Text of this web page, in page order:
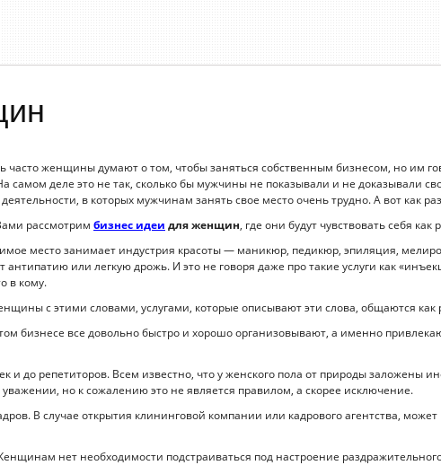
часто женщины думают о том, чтобы заняться собственным бизнесом, но им
самом деле это не так, сколько бы мужчины не показывали и не доказывали
в которых мужчинам занять свое место очень трудно. А вот как
рассмотрим бизнес идеи для женщин, где они будут чувствовать себя как
место занимает индустрия красоты — маникюр, педикюр, эпиляция,
антипатию или легкую дрожь. И это не говоря даже про такие услуги как
в кому.
с этими словами, услугами, которые описывают эти слова, общаются
бизнесе все довольно быстро и хорошо организовывают, а именно
и до репетиторов. Всем известно, что у женского пола от природы заложены
но к сожалению это не является правилом, а скорее исключение.
В случае открытия клининговой компании или кадрового агентства,
нет необходимости подстраиваться под настроение